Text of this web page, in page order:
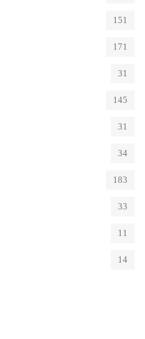
151
171
31
145
31
34
183
33
11
14